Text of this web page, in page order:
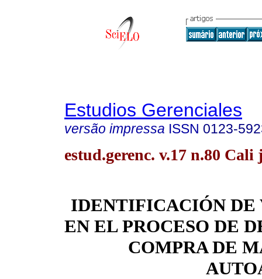
Estudios Gerenciales
versão impressa ISSN 0123-
estud.gerenc. v.17 n.80 Cali
IDENTIFICACIÓN DE
EN EL PROCESO DE
COMPRA DE